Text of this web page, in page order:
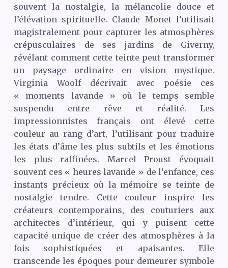
souvent la nostalgie, la mélancolie douce et
l’élévation spirituelle. Claude Monet l’utilisait
magistralement pour capturer les atmosphères
crépusculaires de ses jardins de Giverny,
révélant comment cette teinte peut transformer
un paysage ordinaire en vision mystique.
Virginia Woolf décrivait avec poésie ces
« moments lavande » où le temps semble
suspendu entre rêve et réalité. Les
impressionnistes français ont élevé cette
couleur au rang d’art, l’utilisant pour traduire
les états d’âme les plus subtils et les émotions
les plus raffinées. Marcel Proust évoquait
souvent ces « heures lavande » de l’enfance, ces
instants précieux où la mémoire se teinte de
nostalgie tendre. Cette couleur inspire les
créateurs contemporains, des couturiers aux
architectes d’intérieur, qui y puisent cette
capacité unique de créer des atmosphères à la
fois sophistiquées et apaisantes. Elle
transcende les époques pour demeurer symbole